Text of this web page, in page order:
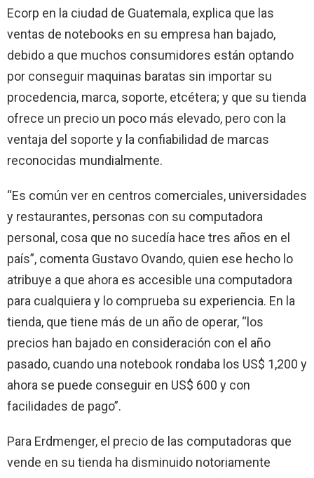
Ecorp en la ciudad de Guatemala, explica que las
ventas de notebooks en su empresa han bajado,
debido a que muchos consumidores están optando
por conseguir maquinas baratas sin importar su
procedencia, marca, soporte, etcétera; y que su tienda
ofrece un precio un poco más elevado, pero con la
ventaja del soporte y la confiabilidad de marcas
reconocidas mundialmente.
“Es común ver en centros comerciales, universidades
y restaurantes, personas con su computadora
personal, cosa que no sucedía hace tres años en el
país”, comenta Gustavo Ovando, quien ese hecho lo
atribuye a que ahora es accesible una computadora
para cualquiera y lo comprueba su experiencia. En la
tienda, que tiene más de un año de operar, “los
precios han bajado en consideración con el año
pasado, cuando una notebook rondaba los US$ 1,200 y
ahora se puede conseguir en US$ 600 y con
facilidades de pago”.
Para Erdmenger, el precio de las computadoras que
vende en su tienda ha disminuido notoriamente